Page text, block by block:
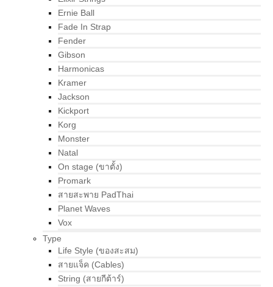
Ernie Ball
Fade In Strap
Fender
Gibson
Harmonicas
Kramer
Jackson
Kickport
Korg
Monster
Natal
On stage (ขาตั้ง)
Promark
สายสะพาย PadThai
Planet Waves
Vox
Type
Life Style (ของสะสม)
สายแจ็ค (Cables)
String (สายกีต้าร์)